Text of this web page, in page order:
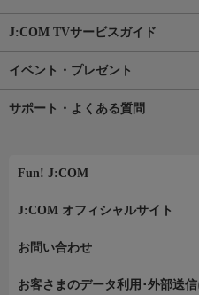
J:COM TVサービスガイド
イベント・プレゼント
サポート・よくある質問
Fun! J:COM
J:COM オフィシャルサイト
お問い合わせ
お客さまのデータ利用･外部送